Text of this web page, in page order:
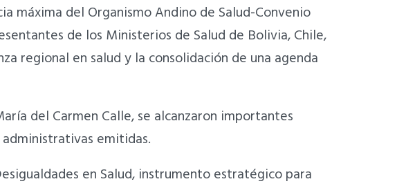
máxima del Organismo Andino de Salud-Convenio
de los Ministerios de Salud de Bolivia, Chile,
regional en salud y la consolidación de una agenda
del Carmen Calle, se alcanzaron importantes
emitidas.
en Salud, instrumento estratégico para